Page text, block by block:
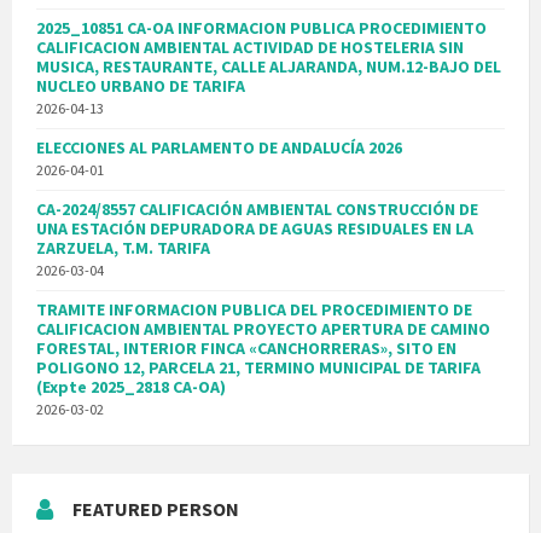
2025_10851 CA-OA INFORMACION PUBLICA PROCEDIMIENTO
CALIFICACION AMBIENTAL ACTIVIDAD DE HOSTELERIA SIN
MUSICA, RESTAURANTE, CALLE ALJARANDA, NUM.12-BAJO DEL
NUCLEO URBANO DE TARIFA
2026-04-13
ELECCIONES AL PARLAMENTO DE ANDALUCÍA 2026
2026-04-01
CA-2024/8557 CALIFICACIÓN AMBIENTAL CONSTRUCCIÓN DE
UNA ESTACIÓN DEPURADORA DE AGUAS RESIDUALES EN LA
ZARZUELA, T.M. TARIFA
2026-03-04
TRAMITE INFORMACION PUBLICA DEL PROCEDIMIENTO DE
CALIFICACION AMBIENTAL PROYECTO APERTURA DE CAMINO
FORESTAL, INTERIOR FINCA «CANCHORRERAS», SITO EN
POLIGONO 12, PARCELA 21, TERMINO MUNICIPAL DE TARIFA
(Expte 2025_2818 CA-OA)
2026-03-02
FEATURED PERSON